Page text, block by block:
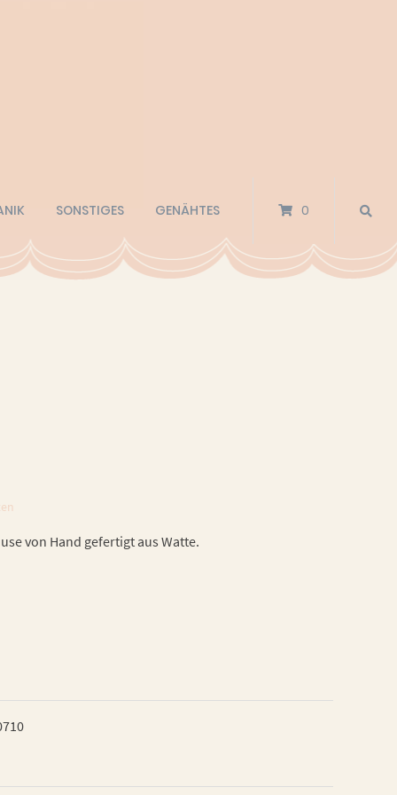
SONSTIGES GENÄHTES 0
von Hand gefertigt aus Watte.